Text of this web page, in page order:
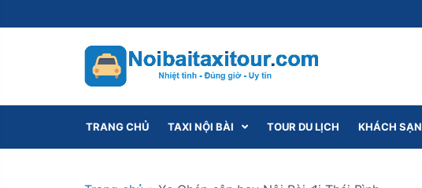
k
o
TRANG CHỦ TAXI NỘI BÀI TOUR DU LỊCH KHÁCH SẠN